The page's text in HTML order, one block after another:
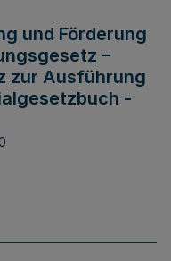
und Förderung
–
zur Ausführung
-